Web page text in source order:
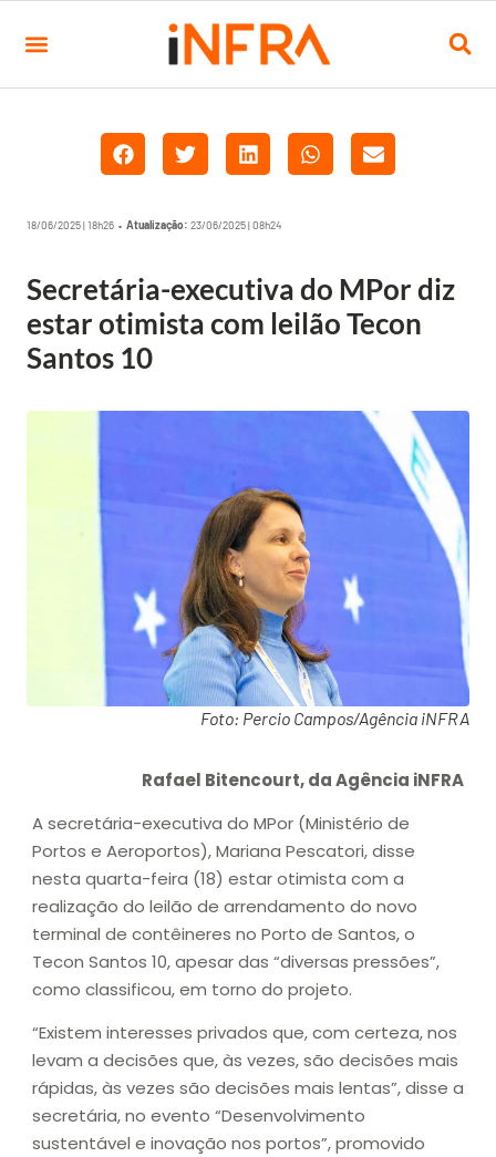
18/06/2025 | 18h26 • Atualização: 23/06/2025 | 08h24
Secretária-executiva do MPor diz
estar otimista com leilão Tecon
Santos 10
Foto: Percio Campos/Agência iNFRA
Rafael Bitencourt, da Agência iNFRA
A secretária-executiva do MPor (Ministério de
Portos e Aeroportos), Mariana Pescatori, disse
nesta quarta-feira (18) estar otimista com a
realização do leilão de arrendamento do novo
terminal de contêineres no Porto de Santos, o
Tecon Santos 10, apesar das “diversas pressões”,
como classificou, em torno do projeto.
“Existem interesses privados que, com certeza, nos
levam a decisões que, às vezes, são decisões mais
rápidas, às vezes são decisões mais lentas”, disse a
secretária, no evento “Desenvolvimento
sustentável e inovação nos portos”, promovido